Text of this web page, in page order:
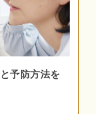
予防方法を